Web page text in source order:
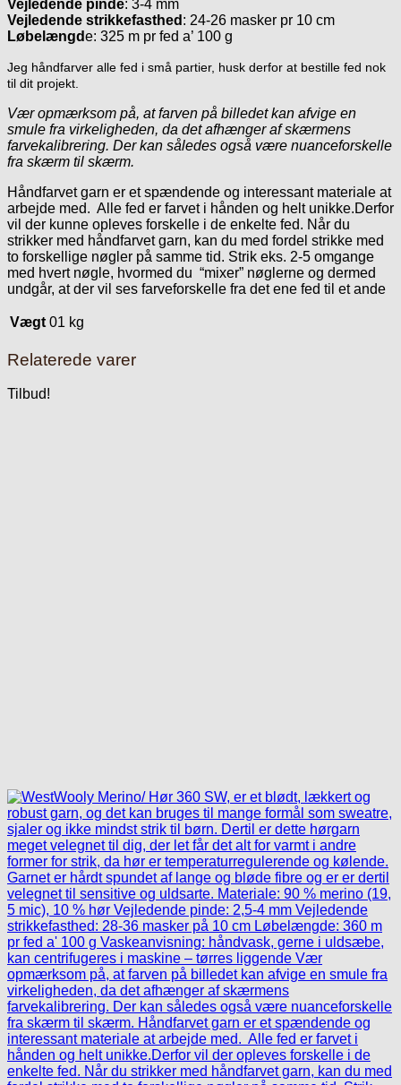
Vejledende pinde: 3-4 mm
Vejledende strikkefasthed : 24-26 masker pr 10 cm
Løbelængde: 325 m pr fed a’ 100 g
Jeg håndfarver alle fed i små partier, husk derfor at bestille fed nok
til dit projekt.
Vær opmærksom på, at farven på billedet kan afvige en
smule fra virkeligheden, da det afhænger af skærmens
farvekalibrering. Der kan således også være nuanceforskelle
fra skærm til skærm.
Håndfarvet garn er et spændende og interessant materiale at
arbejde med. Alle fed er farvet i hånden og helt unikke.Derfor
vil der kunne opleves forskelle i de enkelte fed. Når du
strikker med håndfarvet garn, kan du med fordel strikke med
to forskellige nøgler på samme tid. Strik eks. 2-5 omgange
med hvert nøgle, hvormed du “mixer” nøglerne og dermed
undgår, at der vil ses farveforskelle fra det ene fed til et ande
Vægt 01 kg
Relaterede varer
Tilbud!